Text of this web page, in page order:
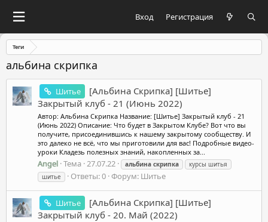
Вход Регистрация
Теги
альбина скрипка
Шитье
[Альбина Скрипка] [Шитье]
Закрытый клуб - 21 (Июнь 2022)
Автор: Альбина Скрипка Название: [Шитье] Закрытый клуб - 21
(Июнь 2022) Описание: Что будет в Закрытом Клубе? Вот что вы
получите, присоединившись к нашему закрытому сообществу. И
это далеко не всё, что мы приготовили для вас! Подробные видео-
уроки Кладезь полезных знаний, накопленных за...
Angel Тема 27.07.22 альбина скрипка
курсы шитья
шитье
Ответы: 0 Форум: Шитье
Шитье
[Альбина Скрипка] [Шитье]
Закрытый клуб - 20. Май (2022)